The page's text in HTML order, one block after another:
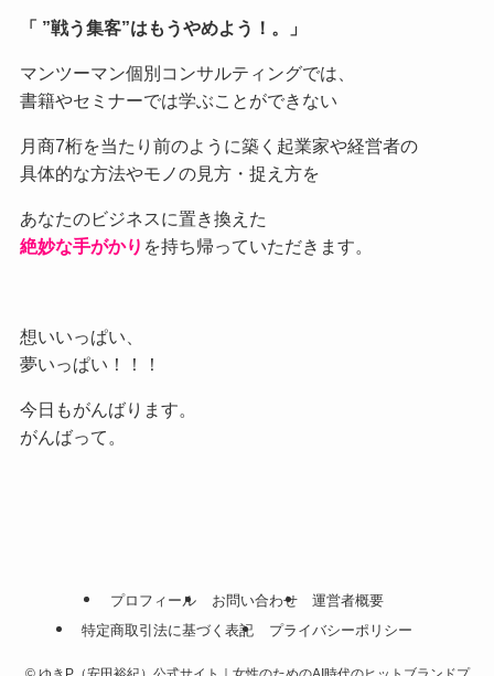
「 ”戦う集客”はもうやめよう！。」
マンツーマン個別コンサルティングでは、
書籍やセミナーでは学ぶことができない
月商7桁を当たり前のように築く起業家や経営者の
具体的な方法やモノの見方・捉え方を
あなたのビジネスに置き換えた
絶妙な手がかり を持ち帰っていただきます。
想いいっぱい、
夢いっぱい！！！
今日もがんばります。
がんばって。
プロフィール お問い合わせ
運営者概要
特定商取引法に基づく表記
プライバシーポリシー